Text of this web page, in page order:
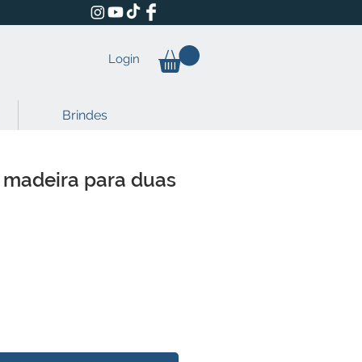
Login
Brindes
para duas